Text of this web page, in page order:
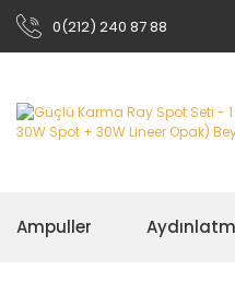
0(212) 240 87 88
Ampuller